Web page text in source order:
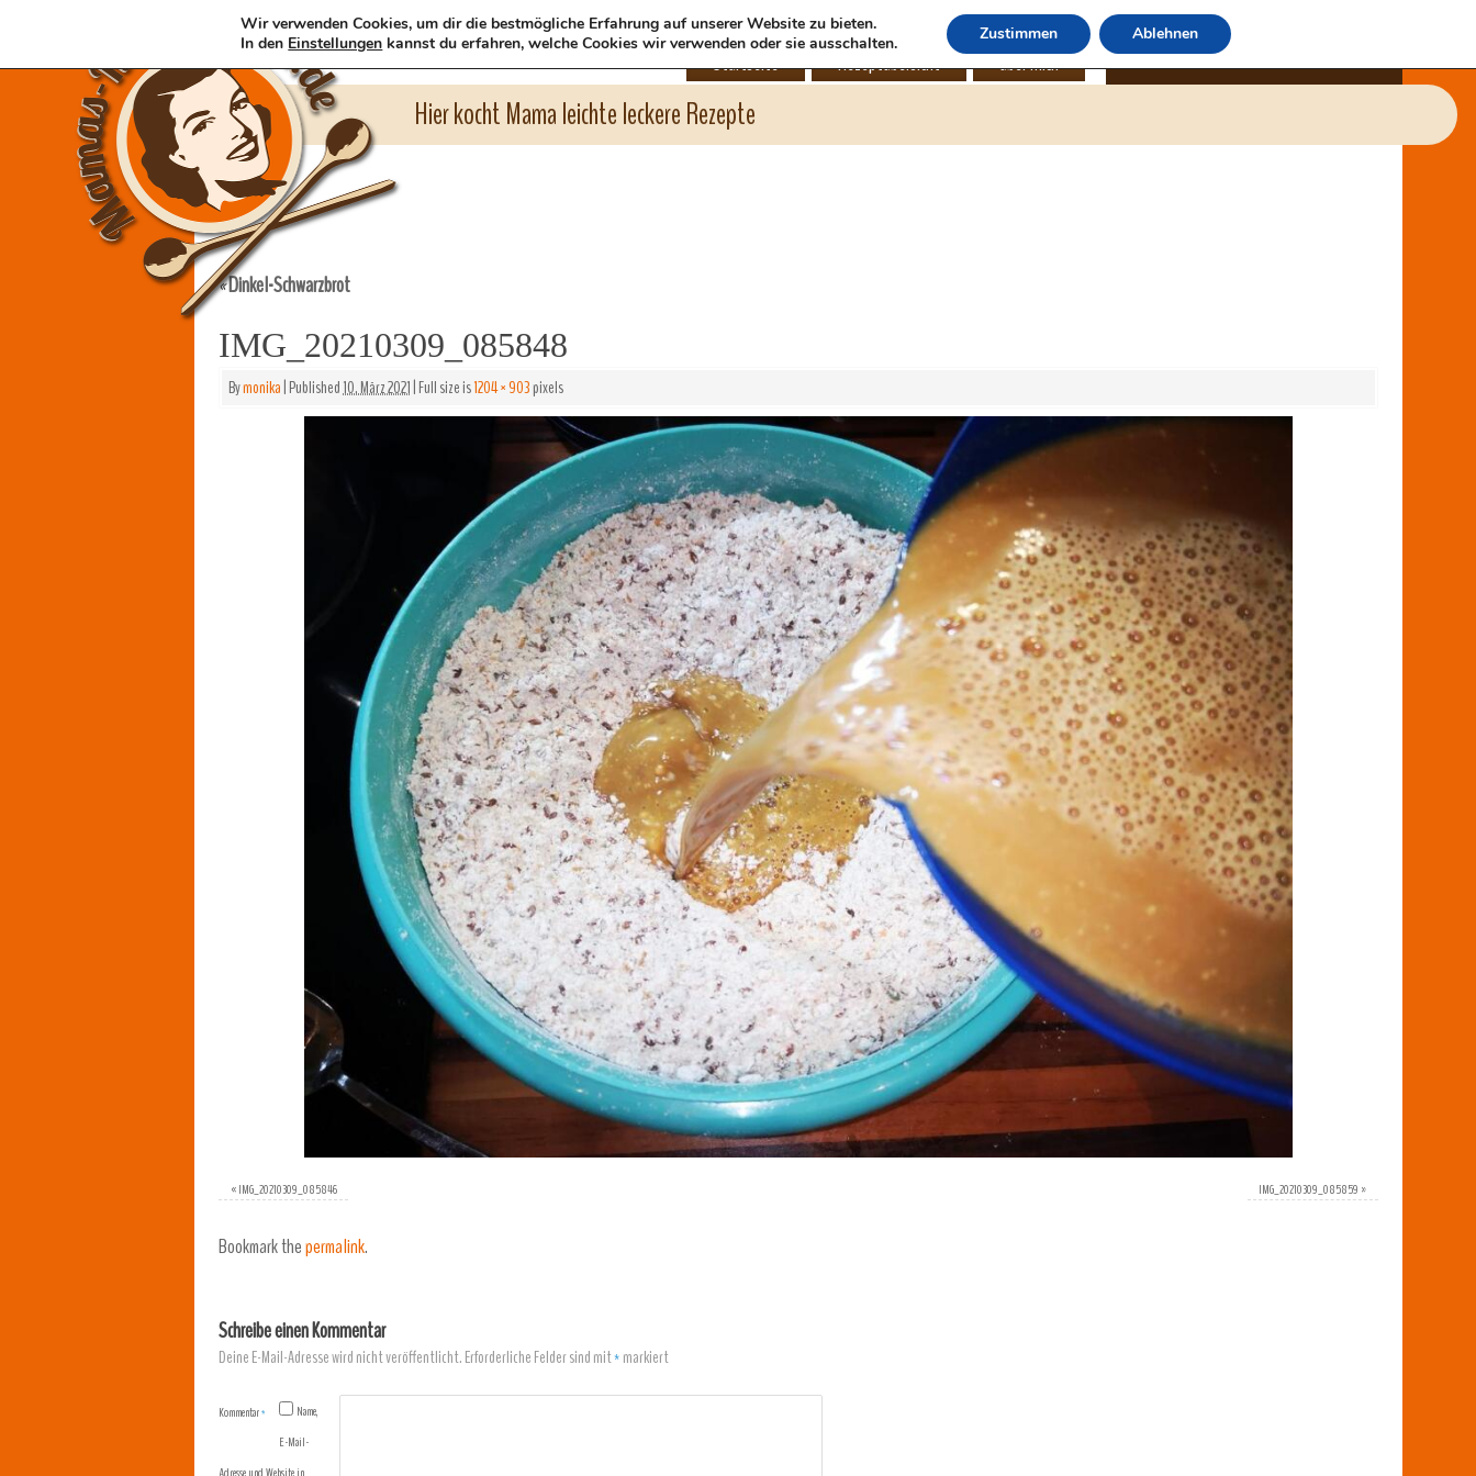
Hier kocht Mama leichte leckere Rezepte
Startseite Rezeptübersicht über mich
«Dinkel-Schwarzbrot
IMG_20210309_085848
Bymonika|Published10. März 2021|Full size is1204 × 903pixels
«IMG_20210309_085846 IMG_20210309_085859 »
Bookmark thepermalink.
Schreibe einen Kommentar
Deine E-Mail-Adresse wird nicht veröffentlicht.Erforderliche Felder sind mit*markiert
Kommentar*
Name,
E-Mail-
Wir verwenden Cookies, um dir die bestmögliche Erfahrung auf unserer Website zu bieten.
In den Einstellungen kannst du erfahren, welche Cookies wir verwenden oder sie ausschalten. Zustimmen Ablehnen